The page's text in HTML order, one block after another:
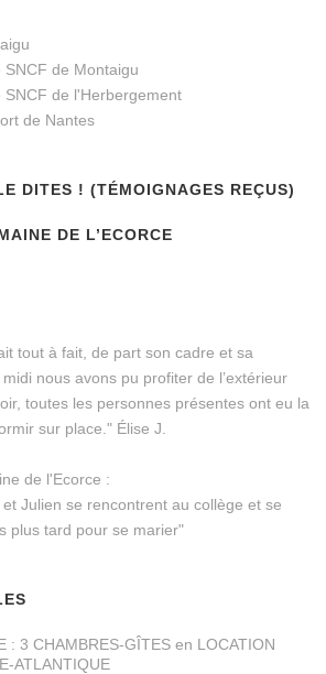
au Pressoir.
de Montaigu
de l'Herbergement
de Nantes
DITES ! (TÉMOIGNAGES REÇUS)
DE L’ECORCE
tout à fait, de part son cadre et sa
nous avons pu profiter de l’extérieur
toutes les personnes présentes ont eu la
sur place." Élise J.
de l'Ecorce :
Julien se rencontrent au collège et se
plus tard pour se marier"
: 3 CHAMBRES-GÎTES en LOCATION
ATLANTIQUE